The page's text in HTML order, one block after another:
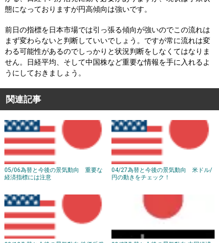
態になっておりますが円高傾向は強いです。
前日の指標を日本市場では引っ張る傾向が強いのでこの流れは
まず変わらないと判断していいでしょう。ですが常に流れは変
わる可能性があるのでしっかりと状況判断をしなくてはなりま
せん。日経平均、そして中国株など重要な情報を手に入れるよ
うにしておきましょう。
関連記事
05/06為替と今後の景気動向 重要な
経済指標には注意
04/27為替と今後の景気動向 米ドル/
円の動きをチェック！